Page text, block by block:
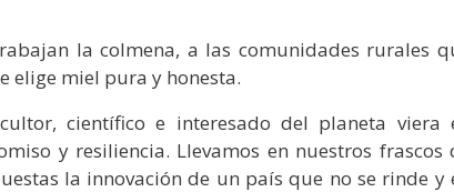
la colmena, a las comunidades rurales
elige miel pura y honesta.
científico e interesado del planeta viera
y resiliencia. Llevamos en nuestros frascos
la innovación de un país que no se rinde y